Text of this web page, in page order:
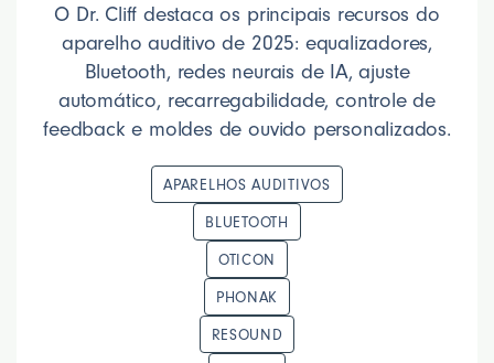
O Dr. Cliff destaca os principais recursos do
aparelho auditivo de 2025: equalizadores,
Bluetooth, redes neurais de IA, ajuste
automático, recarregabilidade, controle de
feedback e moldes de ouvido personalizados.
APARELHOS AUDITIVOS
BLUETOOTH
OTICON
PHONAK
RESOUND